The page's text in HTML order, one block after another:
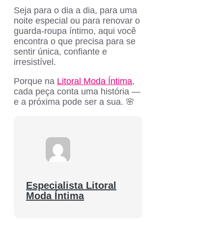
Seja para o dia a dia, para uma
noite especial ou para renovar o
guarda-roupa íntimo, aqui você
encontra o que precisa para se
sentir única, confiante e
irresistível.
Porque na Litoral Moda Íntima,
cada peça conta uma história —
e a próxima pode ser a sua. 🌸
Especialista Litoral
Moda Íntima